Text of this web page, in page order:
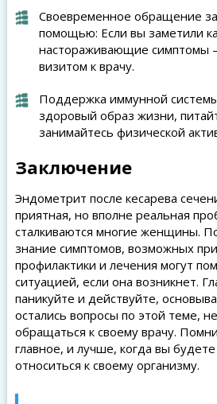
Своевременное обращение
помощью: Если вы заметили
настораживающие симптомы
визитом к врачу.
Поддержка иммунной
здоровый образ жизни,
занимайтесь физической
Заключение
Эндометрит после кесарева
приятная, но вполне реальная
сталкиваются многие женщины.
знание симптомов, возможных
профилактики и лечения могут
ситуацией, если она возникнет.
паникуйте и действуйте,
остались вопросы по этой теме,
обращаться к своему врачу.
главное, и лучше, когда вы
относиться к своему организму.